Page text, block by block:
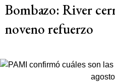
Bombazo: River
noveno refuerzo